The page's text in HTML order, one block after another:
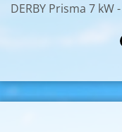
DERBY Prisma 7 kW